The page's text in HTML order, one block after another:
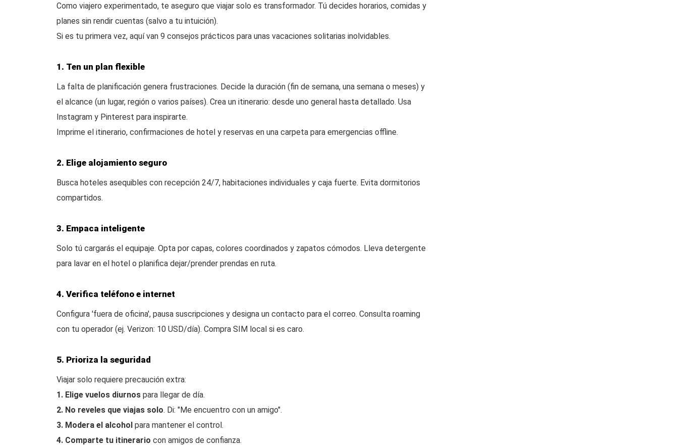
Como viajero experimentado, te aseguro que viajar solo es transformador. Tú decides horarios, comidas y
planes sin rendir cuentas (salvo a tu intuición).
Si es tu primera vez, aquí van 9 consejos prácticos para unas vacaciones solitarias inolvidables.
1. Ten un plan flexible
La falta de planificación genera frustraciones. Decide la duración (fin de semana, una semana o meses) y
el alcance (un lugar, región o varios países). Crea un itinerario: desde uno general hasta detallado. Usa
Instagram y Pinterest para inspirarte.
Imprime el itinerario, confirmaciones de hotel y reservas en una carpeta para emergencias offline.
2. Elige alojamiento seguro
Busca hoteles asequibles con recepción 24/7, habitaciones individuales y caja fuerte. Evita dormitorios
compartidos.
3. Empaca inteligente
Solo tú cargarás el equipaje. Opta por capas, colores coordinados y zapatos cómodos. Lleva detergente
para lavar en el hotel o planifica dejar/prender prendas en ruta.
4. Verifica teléfono e internet
Configura 'fuera de oficina', pausa suscripciones y designa un contacto para el correo. Consulta roaming
con tu operador (ej. Verizon: 10 USD/día). Compra SIM local si es caro.
5. Prioriza la seguridad
Viajar solo requiere precaución extra:
1. Elige vuelos diurnos para llegar de día.
2. No reveles que viajas solo. Di: "Me encuentro con un amigo".
3. Modera el alcohol para mantener el control.
4. Comparte tu itinerario con amigos de confianza.